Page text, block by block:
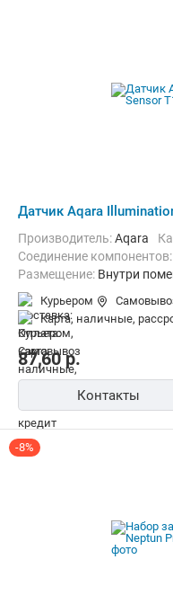
Датчик Aqara
Производитель:Aqara
Соединение компонентов:
Размещение: Внутри
Курьером
карта, наличные,
87,60р.
Контакты
-8%